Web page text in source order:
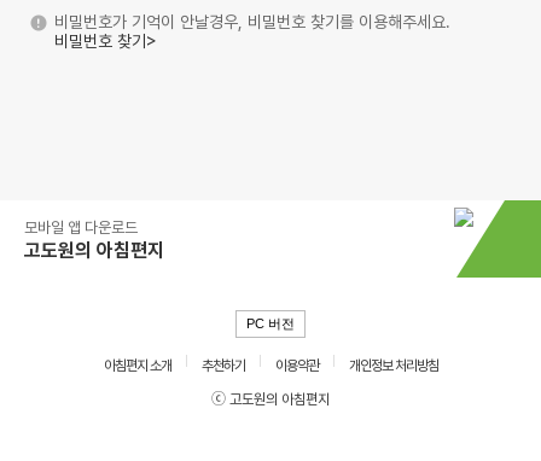
비밀번호가 기억이 안날경우, 비밀번호 찾기를 이용해주세요.
비밀번호 찾기>
모바일 앱 다운로드
고도원의 아침편지
PC 버전
아침편지 소개 추천하기 이용약관
개인정보 처리방침
ⓒ 고도원의 아침편지